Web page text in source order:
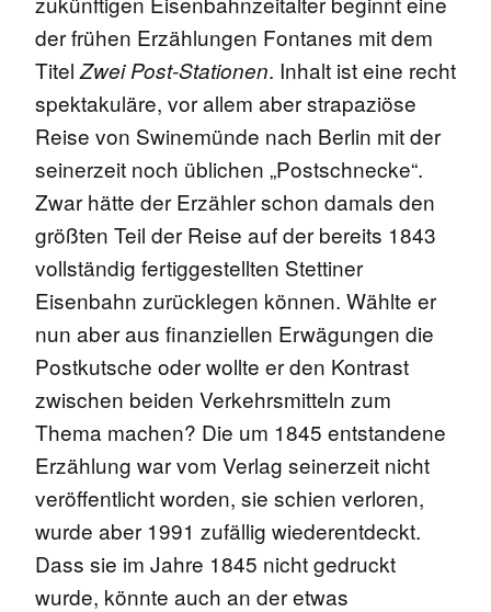
der frühen Erzählungen Fontanes mit dem
Titel Zwei Post-Stationen. Inhalt ist eine recht
spektakuläre, vor allem aber strapaziöse
Reise von Swinemünde nach Berlin mit der
seinerzeit noch üblichen „Postschnecke“.
Zwar hätte der Erzähler schon damals den
größten Teil der Reise auf der bereits 1843
vollständig fertiggestellten Stettiner
Eisenbahn zurücklegen können. Wählte er
nun aber aus finanziellen Erwägungen die
Postkutsche oder wollte er den Kontrast
zwischen beiden Verkehrsmitteln zum
Thema machen? Die um 1845 entstandene
Erzählung war vom Verlag seinerzeit nicht
veröffentlicht worden, sie schien verloren,
wurde aber 1991 zufällig wiederentdeckt.
Dass sie im Jahre 1845 nicht gedruckt
wurde, könnte auch an der etwas